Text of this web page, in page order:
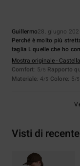
Guillermo28. giugno
Perché è molto più
taglia L quelle che ho
Mostra originale -
Comfort: 5/5 Rapporto
Materiale: 4/5 Colore: 5/5
Visti di recente